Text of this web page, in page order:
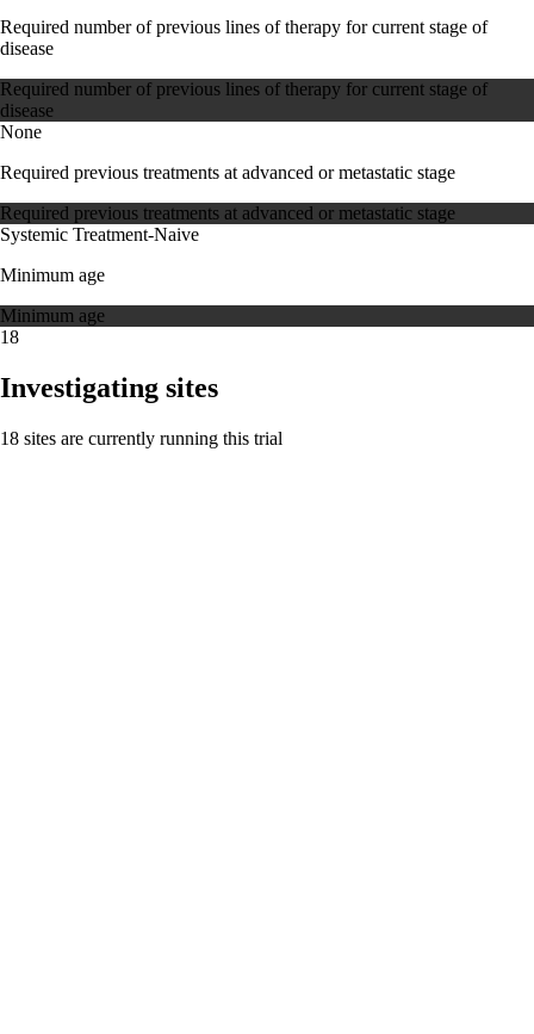
Required number of previous lines of therapy for current stage of
disease
Required number of previous lines of therapy for current stage of
disease
None
Required previous treatments at advanced or metastatic stage
Required previous treatments at advanced or metastatic stage
Systemic Treatment-Naive
Minimum age
Minimum age
18
Investigating sites
18 sites are currently running this trial